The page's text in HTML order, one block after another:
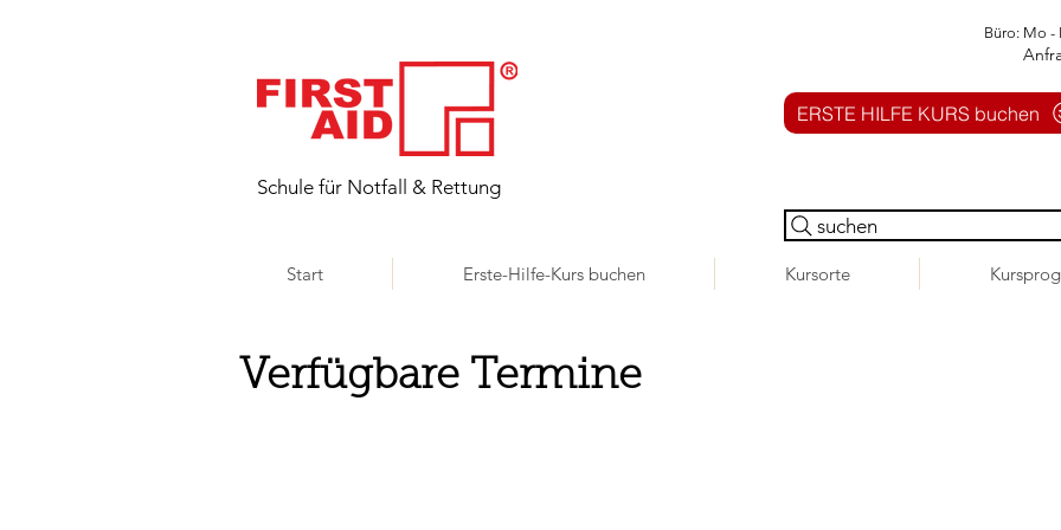
​Schule für Notfall & Rettung
Büro: Mo -
ERSTE HILFE KURS buchen
suchen
Start Erste-Hilfe-Kurs buchen Kursorte
Verfügbare Termine